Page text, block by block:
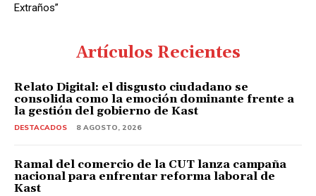
Extraños”
Artículos Recientes
Relato Digital: el disgusto ciudadano se
consolida como la emoción dominante frente a
la gestión del gobierno de Kast
DESTACADOS 8 AGOSTO, 2026
Ramal del comercio de la CUT lanza campaña
nacional para enfrentar reforma laboral de
Kast